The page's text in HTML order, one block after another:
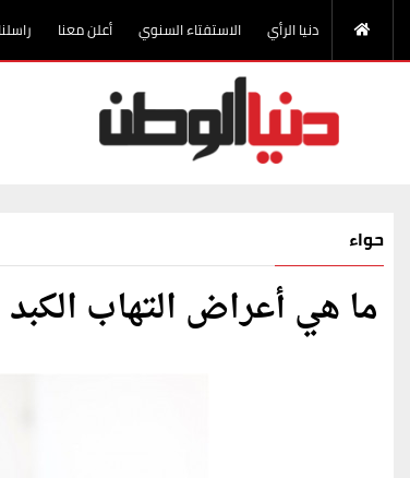
دنيا الرأي الاستفتاء السنوي أعلن معنا راسلنا
حواء
ما هي أعراض التهاب الكبد